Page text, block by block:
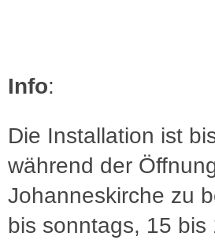
Info:
Die Installation ist
während der
Johanneskirche zu
bis sonntags, 15 bis